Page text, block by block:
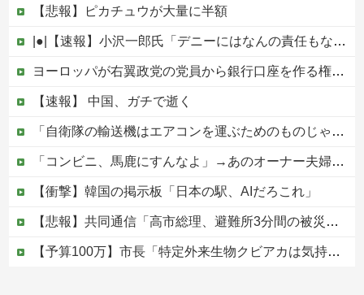
【悲報】ピカチュウが大量に半額
|●|【速報】小沢一郎氏「デニーにはなんの責任もないのにかわいそう、不幸なこと利用し悪宣伝する人にしっかり対応を」
ヨーロッパが右翼政党の党員から銀行口座を作る権利を剥奪、そのせいで皮肉すぎる展開に突入しており……他
【速報】 中国、ガチで逝く
「自衛隊の輸送機はエアコンを運ぶためのものじゃない」と救援活動に文句を付けた左派、だが次々とファクトを提示されてしまい……
「コンビニ、馬鹿にすんなよ」→あのオーナー夫婦、不起訴ｗｗｗｗｗｗｗｗｗ
【衝撃】韓国の掲示板「日本の駅、AIだろこれ」
【悲報】共同通信「高市総理、避難所3分間の被災地熊本視察動画に批判！」 → 内閣報道官「避難所視察は51分間！大変な状況の中で、1時間近く受け入...
【予算100万】市長「特定外来生物クビアカは気持ち悪い虫だしそんな需要ないと思う」1匹300円相当の報奨金→初日に42万取られ焦り